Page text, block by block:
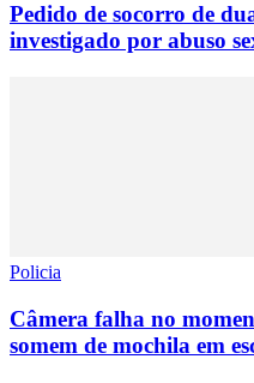
Pedido de socorro de
investigado por abuso
Policia
Câmera falha no
somem de mochila em